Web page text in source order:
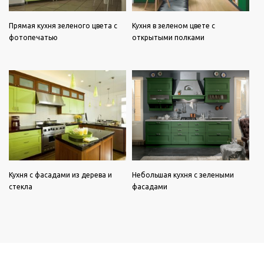
Прямая кухня зеленого цвета с
фотопечатью
Кухня в зеленом цвете с
открытыми полками
Кухня с фасадами из дерева и
стекла
Небольшая кухня с зелеными
фасадами